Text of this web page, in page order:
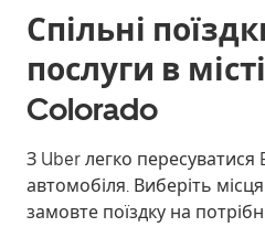
Спільні
послуги в
Colorado
З Uber легко пересуватися
автомобіля. Виберіть місця
замовте поїздку на